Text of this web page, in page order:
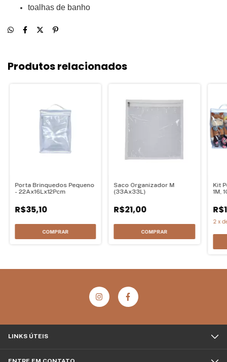
toalhas de banho
Produtos relacionados
Porta Brinquedos Pequeno
- 22Ax16Lx12Pcm
R$35,10
COMPRAR
Saco Organizador M
(33Ax33L)
R$21,00
COMPRAR
Kit
1M,
2 x
LINKS ÚTEIS